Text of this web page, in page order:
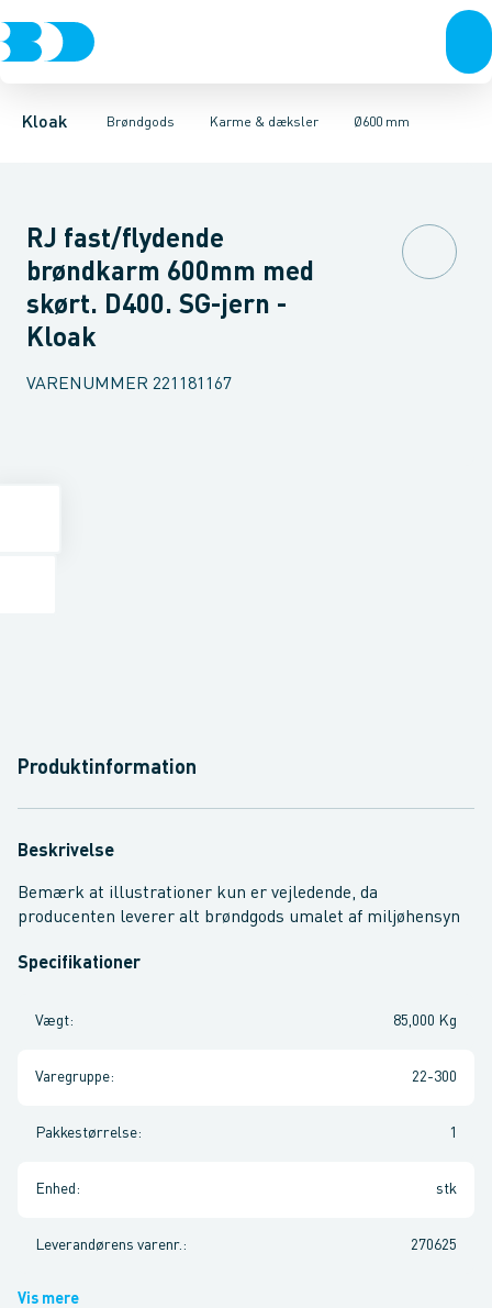
Kloak Brøndgods
Rør & fittingsBrønde BrøndgodsLinjeafvandingTanke,
Karme & dæksler
Kegler, dæksler & topringeKarme & dækslerØ600 mm
Ø280 mm Ø315 mmØ400 mmØ425 mmØ600 mm Ø800 mm
RJ fast/flydende
brøndkarm 600mm med
skørt. D400. SG-jern -
Kloak
VARENUMMER 221181167
Produktinformation
Beskrivelse
Bemærk at illustrationer kun er vejledende, da
producenten leverer alt brøndgods umalet af miljøhensyn
Specifikationer
Vægt: 85,000 Kg
Varegruppe: 22-300
Pakkestørrelse: 1
Enhed : stk
Leverandørens varenr. : 270625
Vis mere